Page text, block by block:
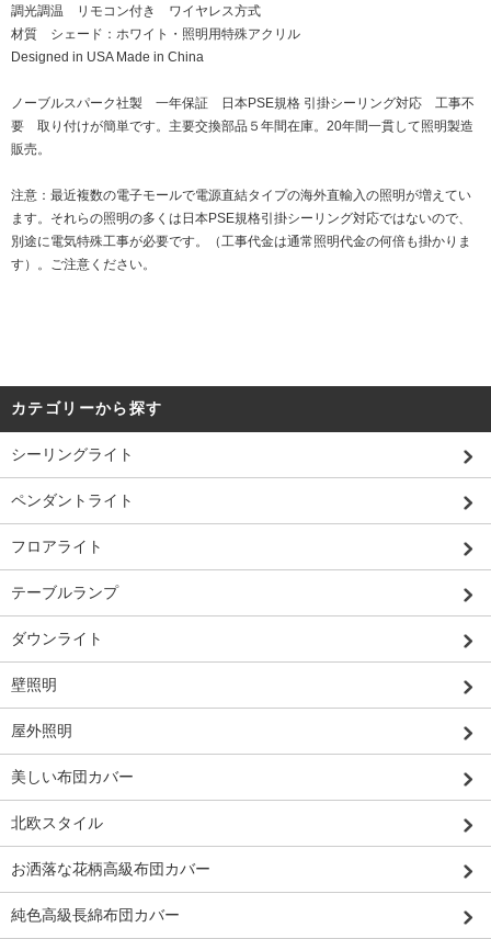
調光調温 リモコン付き ワイヤレス方式
材質 シェード：ホワイト・照明用特殊アクリル
Designed in USA Made in China
ノーブルスパーク社製 一年保証 日本PSE規格 引掛シーリング対応 工事不
要 取り付けが簡単です。主要交換部品５年間在庫。20年間一貫して照明製造
販売。
注意：最近複数の電子モールで電源直結タイプの海外直輸入の照明が増えてい
ます。それらの照明の多くは日本PSE規格引掛シーリング対応ではないので、
別途に電気特殊工事が必要です。（工事代金は通常照明代金の何倍も掛かりま
す）。ご注意ください。
カテゴリーから探す
シーリングライト
ペンダントライト
フロアライト
テーブルランプ
ダウンライト
壁照明
屋外照明
美しい布団カバー
北欧スタイル
お洒落な花柄高級布団カバー
純色高級長綿布団カバー